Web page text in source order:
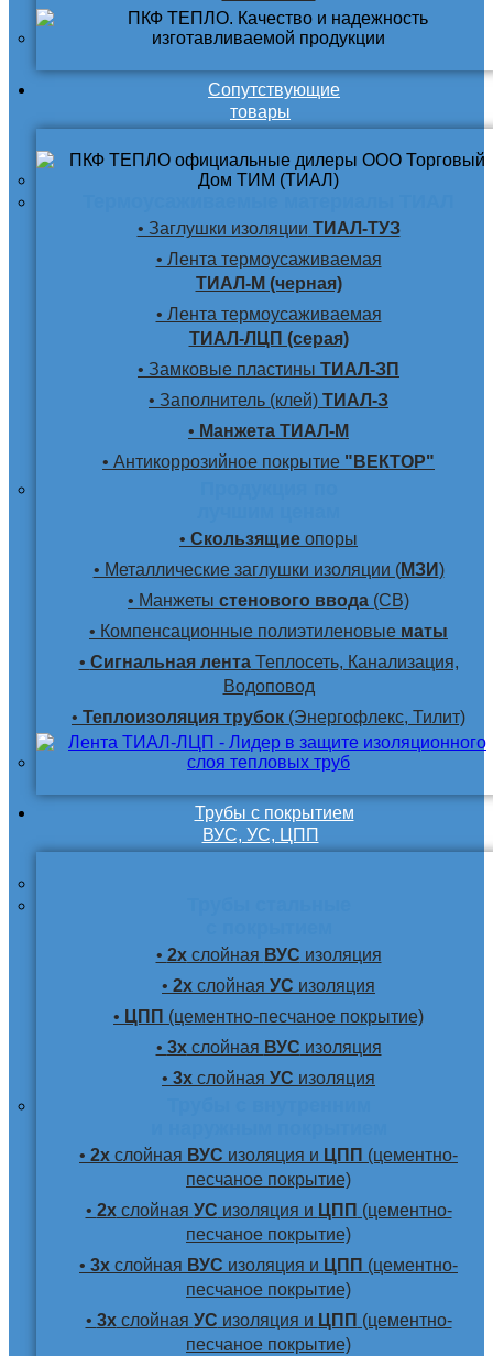
Сопутствующие
товары
• Заглушки изоляции ТИАЛ-ТУЗ
• Лента термоусаживаемая
ТИАЛ-М (черная)
• Лента термоусаживаемая
ТИАЛ-ЛЦП (серая)
• Замковые пластины ТИАЛ-ЗП
• Заполнитель (клей) ТИАЛ-З
• Манжета ТИАЛ-М
• Антикоррозийное покрытие "ВЕКТОР"
• Скользящие опоры
• Металлические заглушки изоляции (МЗИ)
• Манжеты стенового ввода (СВ)
• Компенсационные полиэтиленовые маты
• Сигнальная лентаТеплосеть, Канализация,
Водоповод
• Теплоизоляция трубок (Энергофлекс, Тилит)
Трубы с покрытием
ВУС, УС, ЦПП
• 2хслойная ВУС изоляция
• 2х слойная УС изоляция
• ЦПП (цементно-песчаное покрытие)
• 3хслойная ВУС изоляция
• 3х слойная УС изоляция
• 2х слойная ВУС изоляция и ЦПП (цементно-
песчаное покрытие)
• 2хслойная УС изоляция и ЦПП (цементно-
песчаное покрытие)
• 3х слойная ВУС изоляция и ЦПП (цементно-
песчаное покрытие)
• 3хслойная УС изоляция и ЦПП (цементно-
песчаное покрытие)